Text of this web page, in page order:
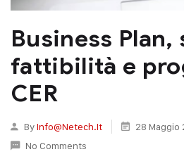
Business Plan,
fattibilità e
CER
ByInfo@netech.it
28 Maggio
No Comments